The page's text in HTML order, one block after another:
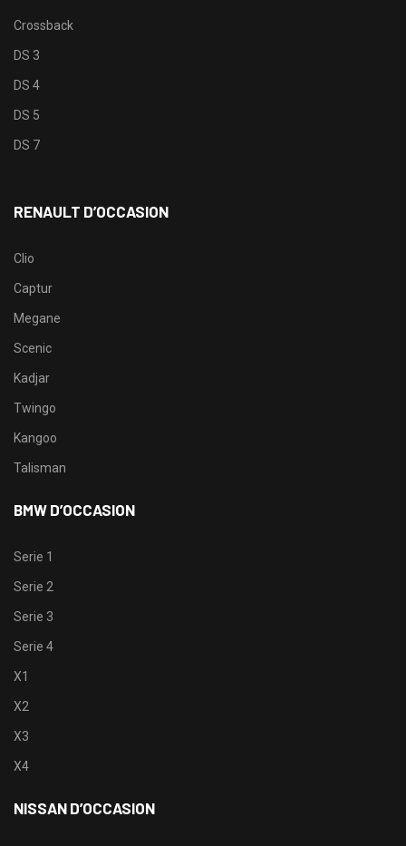
Crossback
DS 3
DS 4
DS 5
DS 7
RENAULT D’OCCASION
Clio
Captur
Megane
Scenic
Kadjar
Twingo
Kangoo
Talisman
BMW D’OCCASION
Serie 1
Serie 2
Serie 3
Serie 4
X1
X2
X3
X4
NISSAN D’OCCASION